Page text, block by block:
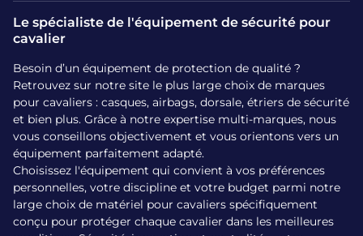
Chaleur et technicité réunies
Les vestes d’hiver doivent répondre à plusieurs exigences :
elles doivent protéger du froid, rester respirantes pour ne
pas surchauffer lors des efforts, et offrir une liberté de
mouvement suffisante pour monter ou travailler à pied. Les
modèles longs ou mi-longs, souvent capuchés, sont
parfaits pour l’écurie ou les randonnées. Le matériau utilisé
(comme le polyester technique) est à la fois léger, isolant
et durable. Les tissus doivent obligatoirement être flexibles
et homologués si vous portez votre manteau au-dessus de
votre airbag.
Le spécialiste de l'équipement de sécurité pour
cavalier
Besoin d’un équipement de protection de qualité ?
Retrouvez sur notre site le plus large choix de marques
pour cavaliers : casques, airbags, dorsale, étriers de sécurité
et bien plus. Grâce à notre expertise multi-marques, nous
vous conseillons objectivement et vous orientons vers un
équipement parfaitement adapté.
Choisissez l'équipement qui convient à vos préférences
personnelles, votre discipline et votre budget parmi notre
large choix de matériel pour cavaliers spécifiquement
conçu pour protéger chaque cavalier dans les meilleures